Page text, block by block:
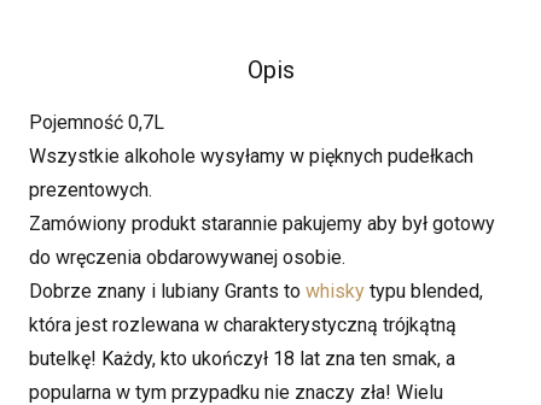
Opis
Pojemność 0,7L
Wszystkie alkohole wysyłamy w pięknych pudełkach
prezentowych.
Zamówiony produkt starannie pakujemy aby był gotowy
do wręczenia obdarowywanej osobie.
Dobrze znany i lubiany Grants to whisky typu blended,
która jest rozlewana w charakterystyczną trójkątną
butelkę! Każdy, kto ukończył 18 lat zna ten smak, a
popularna w tym przypadku nie znaczy zła! Wielu